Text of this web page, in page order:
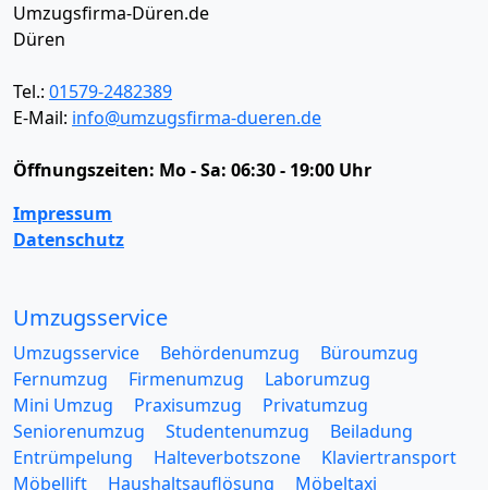
Umzugsfirma-Düren.de
Düren
Tel.: 01579-2482389
E-Mail: info@umzugsfirma-dueren.de
Öffnungszeiten: Mo - Sa: 06:30 - 19:00 Uhr
Impressum
Datenschutz
Umzugsservice
Umzugsservice Behördenumzug
Büroumzug
Fernumzug
Firmenumzug
Laborumzug
Mini Umzug
Praxisumzug
Privatumzug
Seniorenumzug
Studentenumzug
Beiladung
Entrümpelung
Halteverbotszone
Klaviertransport
Möbellift
Haushaltsauflösung
Möbeltaxi